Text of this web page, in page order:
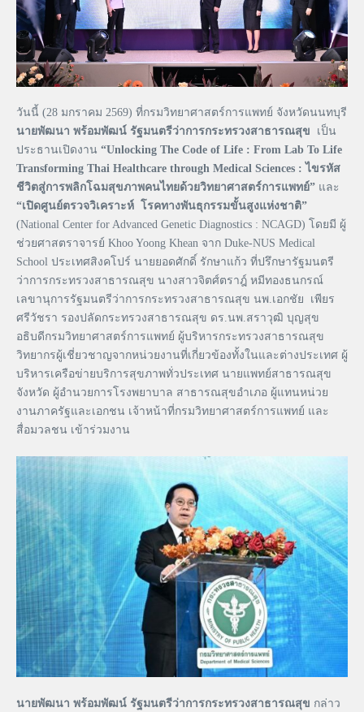
วันนี้ (28 มกราคม 2569) ที่กรมวิทยาศาสตร์การแพทย์ จังหวัดนนทบุรี
นายพัฒนา พร้อมพัฒน์ รัฐมนตรีว่าการกระทรวงสาธารณสุข เป็น
ประธานเปิดงาน “Unlocking The Code of Life : From Lab To Life
Transforming Thai Healthcare through Medical Sciences : ไขรหัส
ชีวิตสู่การพลิกโฉมสุขภาพคนไทยด้วยวิทยาศาสตร์การแพทย์” และ
“เปิดศูนย์ตรวจวิเคราะห์ โรคทางพันธุกรรมขั้นสูงแห่งชาติ”
(National Center for Advanced Genetic Diagnostics : NCAGD) โดยมี ผู้
ช่วยศาสตราจารย์ Khoo Yoong Khean จาก Duke-NUS Medical
School ประเทศสิงคโปร์ นายยอดศักดิ์ รักษาแก้ว ที่ปรึกษารัฐมนตรี
ว่าการกระทรวงสาธารณสุข นางสาวจิตศ์ตราฎ์ หมีทองธนกรณ์
เลขานุการรัฐมนตรีว่าการกระทรวงสาธารณสุข นพ.เอกชัย เพียร
ศรีวัชรา รองปลัดกระทรวงสาธารณสุข ดร.นพ.สราวุฒิ บุญสุข
อธิบดีกรมวิทยาศาสตร์การแพทย์ ผู้บริหารกระทรวงสาธารณสุข
วิทยากรผู้เชี่ยวชาญจากหน่วยงานที่เกี่ยวข้องทั้งในและต่างประเทศ ผู้
บริหารเครือข่ายบริการสุขภาพทั่วประเทศ นายแพทย์สาธารณสุข
จังหวัด ผู้อำนวยการโรงพยาบาล สาธารณสุขอำเภอ ผู้แทนหน่วย
งานภาครัฐและเอกชน เจ้าหน้าที่กรมวิทยาศาสตร์การแพทย์ และ
สื่อมวลชน เข้าร่วมงาน
นายพัฒนา พร้อมพัฒน์ รัฐมนตรีว่าการกระทรวงสาธารณสุข กล่าว